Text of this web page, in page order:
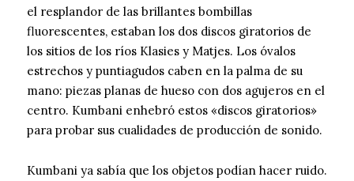
el resplandor de las brillantes bombillas
fluorescentes, estaban los dos discos giratorios de
los sitios de los ríos Klasies y Matjes. Los óvalos
estrechos y puntiagudos caben en la palma de su
mano: piezas planas de hueso con dos agujeros en el
centro. Kumbani enhebró estos «discos giratorios»
para probar sus cualidades de producción de sonido.
Kumbani ya sabía que los objetos podían hacer ruido.